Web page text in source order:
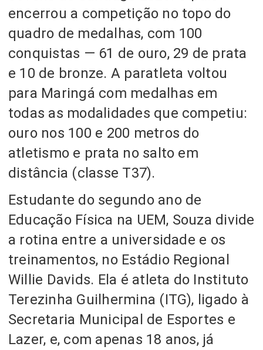
encerrou a competição no topo do
quadro de medalhas, com 100
conquistas — 61 de ouro, 29 de prata
e 10 de bronze. A paratleta voltou
para Maringá com medalhas em
todas as modalidades que competiu:
ouro nos 100 e 200 metros do
atletismo e prata no salto em
distância (classe T37).
Estudante do segundo ano de
Educação Física na UEM, Souza divide
a rotina entre a universidade e os
treinamentos, no Estádio Regional
Willie Davids. Ela é atleta do Instituto
Terezinha Guilhermina (ITG), ligado à
Secretaria Municipal de Esportes e
Lazer, e, com apenas 18 anos, já